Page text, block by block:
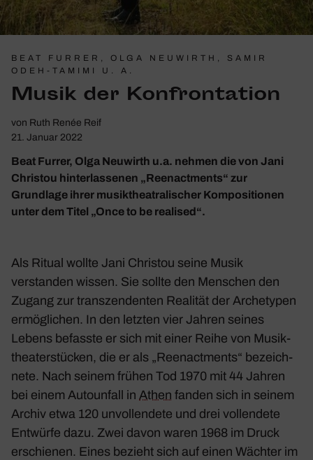
BEAT FURRER, OLGA NEUWIRTH, SAMIR
ODEH-TAMIMI U. A.
Musik der Konfron­ta­tion
von Ruth Renée Reif
21. Januar 2022
Beat Furrer, Olga Neuwirth u.a. nehmen die von Jani
Christou hinterlassenen „Reenactments“ zur
Grundlage ihrer musiktheatralischer Kompositionen
unter dem Titel „Once to be realised“.
Als Ritual wollte Jani Christou seine Musik
verstanden wissen. Sie sollte den Menschen den
Zugang zur tran­szen­denten Realität der Arche­typen
ermög­li­chen. In den letzten vier Jahren seines
Lebens befasste er sich mit einer Reihe von Musik­
thea­ter­stü­cken, die er als „Reenact­ments“ bezeich­
nete. Nach seinem frühen Tod 1970 mit 44 Jahren
bei einem Auto­un­fall in Athen fanden sich in seinem
Archiv etwa 120 unvoll­endete und drei voll­endete
Entwürfe dazu. Zwei davon waren 1968 im Druck
erschienen. Eines bezieht sich auf einen Wächter im